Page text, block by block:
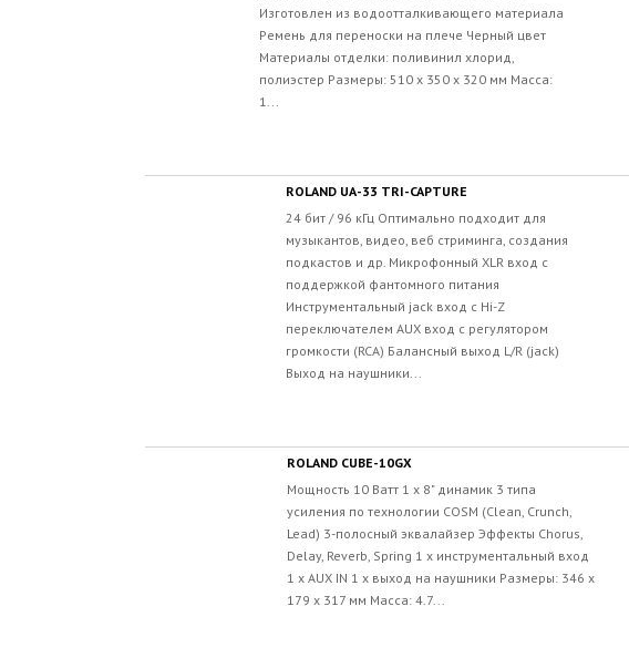
Изготовлен из водоотталкивающего материала
Ремень для переноски на плече Черный цвет
Материалы отделки: поливинил хлорид,
полиэстер Размеры: 510 х 350 х 320 мм Масса:
1...
ROLAND UA-33 TRI-CAPTURE
24 бит / 96 кГц Оптимально подходит для
музыкантов, видео, веб стриминга, создания
подкастов и др. Микрофонный XLR вход с
поддержкой фантомного питания
Инструментальный jack вход с Hi-Z
переключателем AUX вход с регулятором
громкости (RCA) Балансный выход L/R (jack)
Выход на наушники...
ROLAND CUBE-10GX
Мощность 10 Ватт 1 x 8" динамик 3 типа
усиления по технологии COSM (Clean, Crunch,
Lead) 3-полосный эквалайзер Эффекты Chorus,
Delay, Reverb, Spring 1 x инструментальный вход
1 x AUX IN 1 x выход на наушники Размеры: 346 x
179 x 317 мм Масса: 4.7...